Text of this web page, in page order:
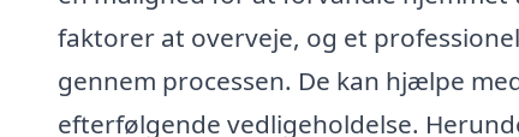
faktorer at overveje, og et
gennem processen. De kan hjælpe
efterfølgende vedligeholdelse.